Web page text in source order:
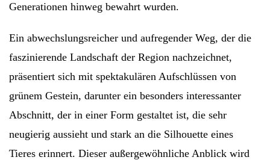
Generationen hinweg bewahrt wurden.
Ein abwechslungsreicher und aufregender Weg, der die
faszinierende Landschaft der Region nachzeichnet,
präsentiert sich mit spektakulären Aufschlüssen von
grünem Gestein, darunter ein besonders interessanter
Abschnitt, der in einer Form gestaltet ist, die sehr
neugierig aussieht und stark an die Silhouette eines
Tieres erinnert. Dieser außergewöhnliche Anblick wird